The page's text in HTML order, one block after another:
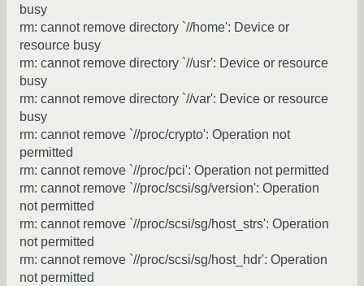
busy
rm: cannot remove directory `//home': Device or
resource busy
rm: cannot remove directory `//usr': Device or resource
busy
rm: cannot remove directory `//var': Device or resource
busy
rm: cannot remove `//proc/crypto': Operation not
permitted
rm: cannot remove `//proc/pci': Operation not permitted
rm: cannot remove `//proc/scsi/sg/version': Operation
not permitted
rm: cannot remove `//proc/scsi/sg/host_strs': Operation
not permitted
rm: cannot remove `//proc/scsi/sg/host_hdr': Operation
not permitted